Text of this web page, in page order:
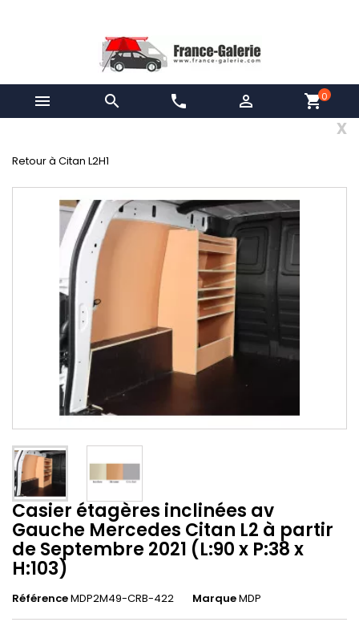
  phone  shopping_cart0
x
Retour à Citan L2H1
Casier étagères inclinées av
Gauche Mercedes Citan L2 à partir
de Septembre 2021 (L:90 x P:38 x
H:103)
RéférenceMDP2M49-CRB-422 MarqueMDP